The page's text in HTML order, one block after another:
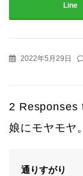
Line
2022年5月29日
2 Responses
娘にモヤモヤ
通りすがり